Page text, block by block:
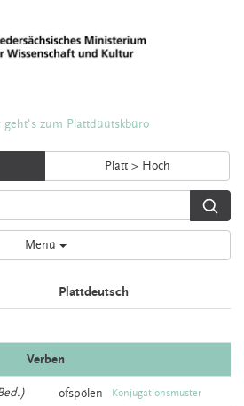
zum Plattdüütskbüro
Platt > Hoch
Menü
Plattdeutsch
Verben
ofspölen Konjugationsmuster